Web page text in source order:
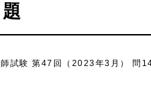
試験 第47回（2023年3月） 問